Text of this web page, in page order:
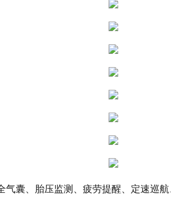
气囊、胎压监测、疲劳提醒、定速巡